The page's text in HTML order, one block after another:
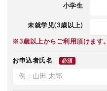
小学生
未就学児(3歳以上)
※3歳以上からご利用頂けます。
お申込者氏名 必須